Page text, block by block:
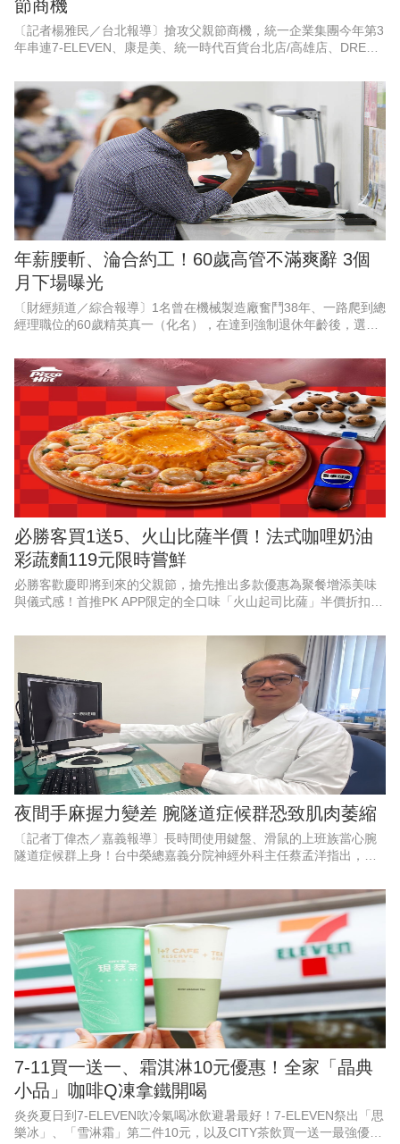
節商機
〔記者楊雅民／台北報導〕搶攻父親節商機，統一企業集團今年第3
年串連7-ELEVEN、康是美、統一時代百貨台北店/高雄店、DREAM
牌，空
年薪腰斬、淪合約工！60歲高管不滿爽辭 3個
月下場曝光
〔財經頻道／綜合報導〕1名曾在機械製造廠奮鬥38年、一路爬到總
經理職位的60歲精英真一（化名），在達到強制退休年齡後，選擇
由人生。
必勝客買1送5、火山比薩半價！法式咖哩奶油
彩蔬麵119元限時嘗鮮
必勝客歡慶即將到來的父親節，搶先推出多款優惠為聚餐增添美味
與儀式感！首推PK APP限定的全口味「火山起司比薩」半價折扣，
爸發餐」等套
夜間手麻握力變差 腕隧道症候群恐致肌肉萎縮
〔記者丁偉杰／嘉義報導〕長時間使用鍵盤、滑鼠的上班族當心腕
隧道症候群上身！台中榮總嘉義分院神經外科主任蔡孟洋指出，腕
顯，嚴重者甚至可能出現肌肉
7-11買一送一、霜淇淋10元優惠！全家「晶典
小品」咖啡Q凍拿鐵開喝
炎炎夏日到7-ELEVEN吹冷氣喝冰飲避暑最好！7-ELEVEN祭出「思
樂冰」、「雪淋霜」第二件10元，以及CITY茶飲買一送一最強優